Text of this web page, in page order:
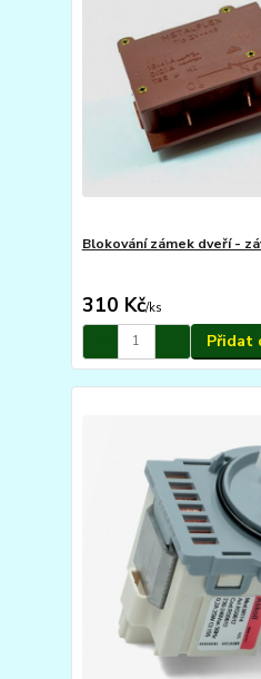
Blokování zámek dveří -
310 Kč/ks
Přidat